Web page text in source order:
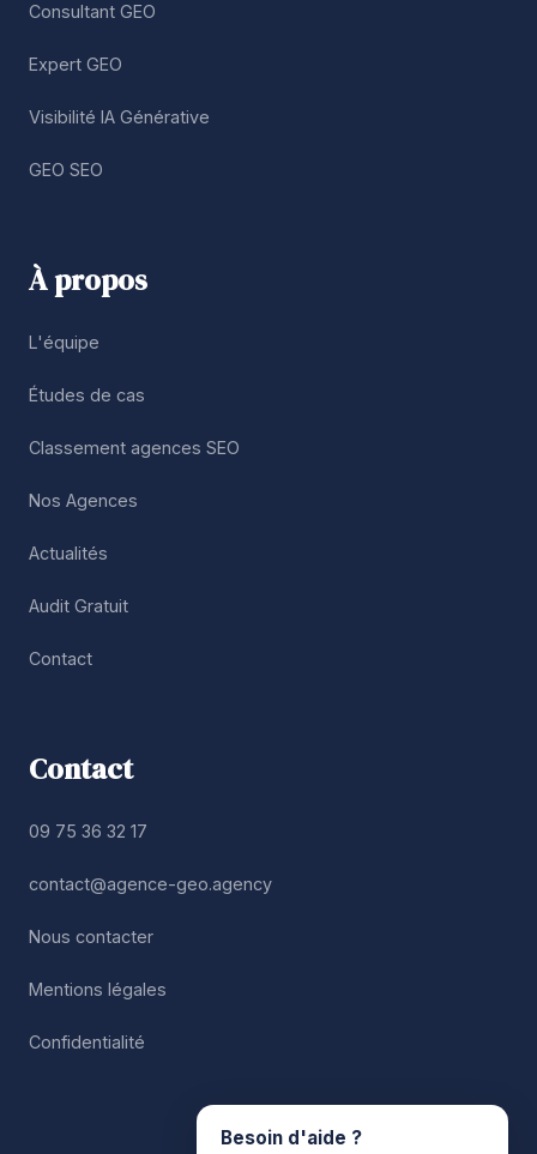
Consultant GEO
Expert GEO
Visibilité IA Générative
GEO SEO
À propos
L'équipe
Études de cas
Classement agences SEO
Nos Agences
Actualités
Audit Gratuit
Contact
Contact
09 75 36 32 17
contact@agence-geo.agency
Nous contacter
Mentions légales
Confidentialité
Besoin d'aide ?